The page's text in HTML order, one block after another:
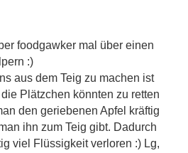
foodgawker mal über einen
:)
aus dem Teig zu machen ist
Plätzchen könnten zu retten
den geriebenen Apfel kräftig
ihn zum Teig gibt. Dadurch
viel Flüssigkeit verloren :) Lg,